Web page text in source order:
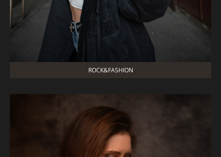
ROCK&FASHION